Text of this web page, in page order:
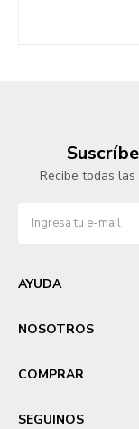
Recibe todas
AYUDA
NOSOTROS
COMPRAR
SEGUINOS